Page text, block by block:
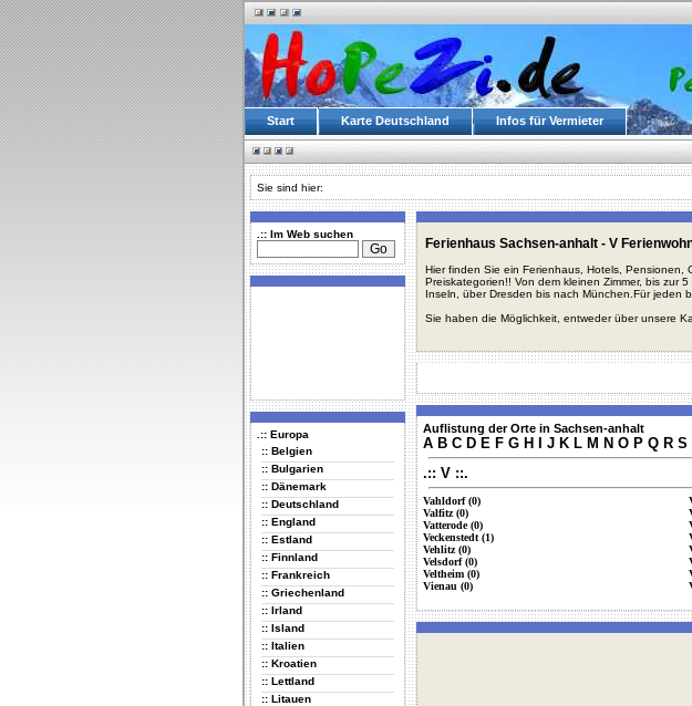
Start Karte Deutschland Infos für Vermieter
Sie sind hier:
.:: Im Web suchen
.:: Europa
:: Belgien
:: Bulgarien
:: Dänemark
:: Deutschland
:: England
:: Estland
:: Finnland
:: Frankreich
:: Griechenland
:: Irland
:: Island
:: Italien
:: Kroatien
:: Lettland
:: Litauen
Ferienhaus Sachsen-anhalt - V
Hier finden Sie ein Ferienhaus, Hotels, Pensionen,
Preiskategorien!! Von dem kleinen Zimmer, bis zur
Inseln, über Dresden bis nach München.Für jeden
Sie haben die Möglichkeit, entweder über unsere
Auflistung der Orte in Sachsen-anhalt
A B C D E F G H J K L M N O P Q R S
.:: V ::.
Vahldorf (0)
Valfitz (0)
Vatterode (0)
Veckenstedt (1)
Vehlitz (0)
Velsdorf (0)
Veltheim (0)
Vienau (0)